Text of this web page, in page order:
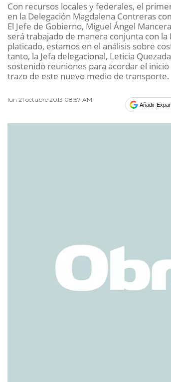
Con recursos locales y federales, el
en la Delegación Magdalena Contreras
El Jefe de Gobierno, Miguel Ángel
será trabajado de manera conjunta con
platicado, estamos en el análisis sobre
tanto, la Jefa delegacional, Leticia
sostenido reuniones para acordar el
trazo de este nuevo medio de transporte.
lun 21 octubre 2013 08:57 AM
Añadir